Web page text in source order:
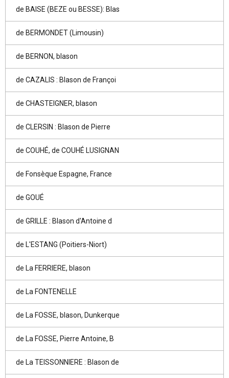
de BAISE (BEZE ou BESSE): Blas
de BERMONDET (Limousin)
de BERNON, blason
de CAZALIS : Blason de Françoi
de CHASTEIGNER, blason
de CLERSIN : Blason de Pierre
de COUHÉ, de COUHÉ LUSIGNAN
de Fonsèque Espagne, France
de GOUÉ
de GRILLE : Blason d'Antoine d
de L'ESTANG (Poitiers-Niort)
de La FERRIERE, blason
de La FONTENELLE
de La FOSSE, blason, Dunkerque
de La FOSSE, Pierre Antoine, B
de La TEISSONNIERE : Blason de